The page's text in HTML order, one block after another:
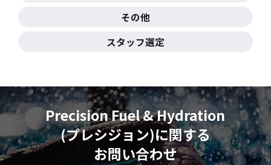
その他
スタッフ選定
Precision Fuel & Hydration
(プレシジョン)に関する
お問い合わせ